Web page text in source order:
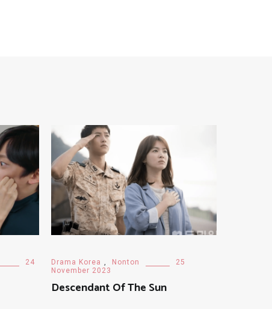
24
Drama Korea , Nonton
25
November 2023
Descendant Of The Sun